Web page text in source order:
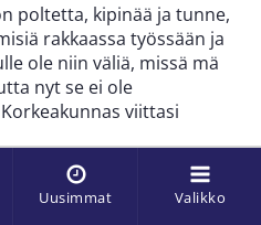
Uusimmat Valikko
poltetta, kipinää ja tunne,
rakkaassa työssään ja
ole niin väliä, missä mä
nyt se ei ole
viittasi